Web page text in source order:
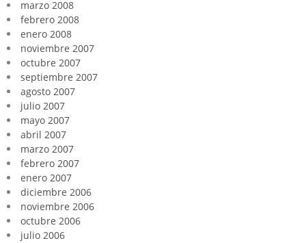
marzo 2008
febrero 2008
enero 2008
noviembre 2007
octubre 2007
septiembre 2007
agosto 2007
julio 2007
mayo 2007
abril 2007
marzo 2007
febrero 2007
enero 2007
diciembre 2006
noviembre 2006
octubre 2006
julio 2006